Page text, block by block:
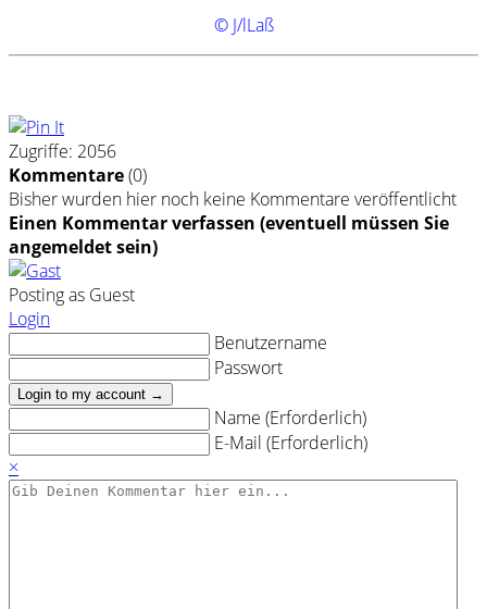
© J/lLaß
Zugriffe: 2056
Kommentare(0)
Bisher wurden hier noch keine Kommentare veröffentlicht
Einen Kommentar verfassen (eventuell müssen Sie
angemeldet sein)
Posting as Guest
Login
Benutzername
Passwort
Login to my account →
Name (Erforderlich)
E-Mail (Erforderlich)
×